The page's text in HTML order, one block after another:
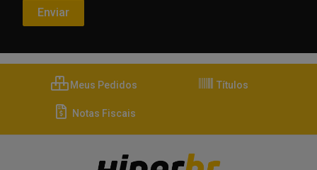
Meus Pedidos Títulos
Notas Fiscais